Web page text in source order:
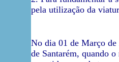
pela utilização da
No dia 01 de Março de
de Santarém, quando